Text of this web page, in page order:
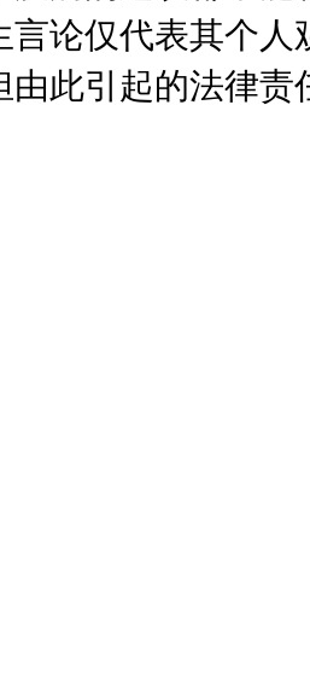
言论仅代表其个
由此引起的法律责